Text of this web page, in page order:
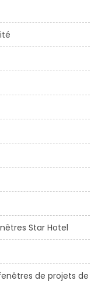
Star Hotel
de projets de